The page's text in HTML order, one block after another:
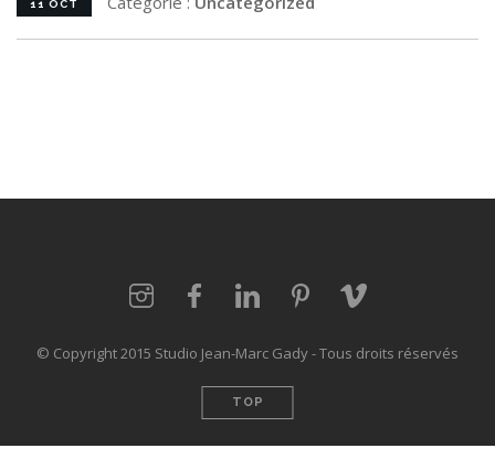
11 OCT
© Copyright 2015 Studio Jean-Marc Gady - Tous droits réservés
TOP